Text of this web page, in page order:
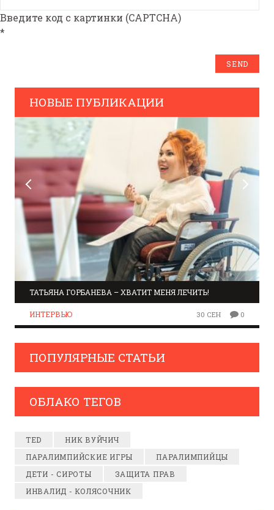
Введите код с картинки (CAPTCHA)
*
НОВЫЕ ПУБЛИКАЦИИ
ТАТЬЯНА ГОРБАНЕВА – ХВАТИТ МЕНЯ ЛЕЧИТЬ!
ИНТЕРВЬЮ 30 СЕН 0
ПОПУЛЯРНЫЕ СТАТЬИ
ОБЛАКО ТЕГОВ
TED
НИК ВУЙЧИЧ
ПАРАЛИМПИЙСКИЕ ИГРЫ
ПАРАЛИМПИЙЦЫ
ДЕТИ - СИРОТЫ
ЗАЩИТА ПРАВ
ИНВАЛИД - КОЛЯСОЧНИК